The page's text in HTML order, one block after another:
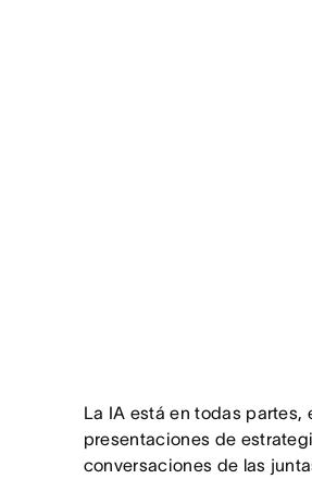
La IA está en todas partes,
presentaciones de
conversaciones de las